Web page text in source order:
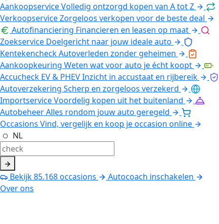
AankoopserviceVolledig ontzorgd kopen van A tot Z
VerkoopserviceZorgeloos verkopen voor de beste deal
Autofinanciering Financieren en leasen op maat
Zoekservice Doelgericht naar jouw ideale auto
KentekencheckAutoverleden zonder geheimen
Aankoopkeuring Weten wat voor auto je écht koopt
Accucheck EV & PHEVInzicht in accustaat en rijbereik
Autoverzekering Scherp en zorgeloos verzekerd
ImportserviceVoordelig kopen uit het buitenland
AutobeheerAlles rondom jouw auto geregeld
Occasions Vind, vergelijk en koop je occasion online
NL
Bekijk85.168occasions
Autocoach inschakelen
Over ons